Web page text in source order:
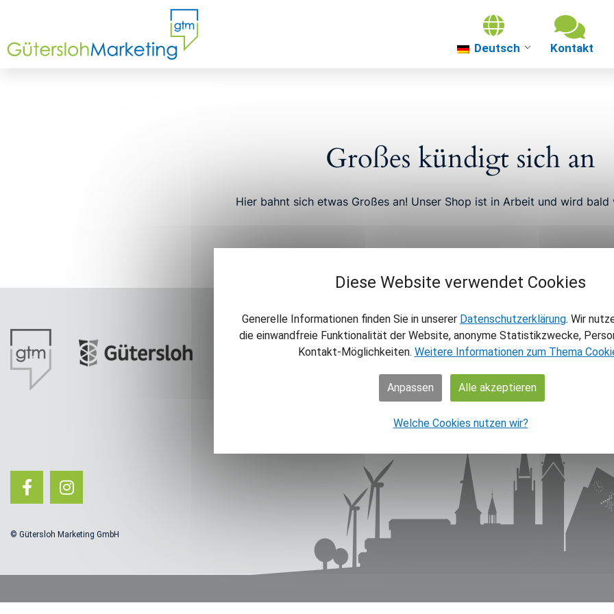
Deutsch
Großes kündigt sich an
Hier bahnt sich etwas Großes an! Unser Shop ist in Arbeit und wird
Home
© Gütersloh Marketing GmbH
Diese Website verwendet Cookies
Generelle Informationen finden Sie in unserer Datenschutzerklärung. Wir
die einwandfreie Funktionalität der Website, anonyme Statistikzwecke,
Kontakt-Möglichkeiten. Weitere Informationen zum Thema
Anpassen Alle akzeptieren
Welche Cookies nutzen wir?